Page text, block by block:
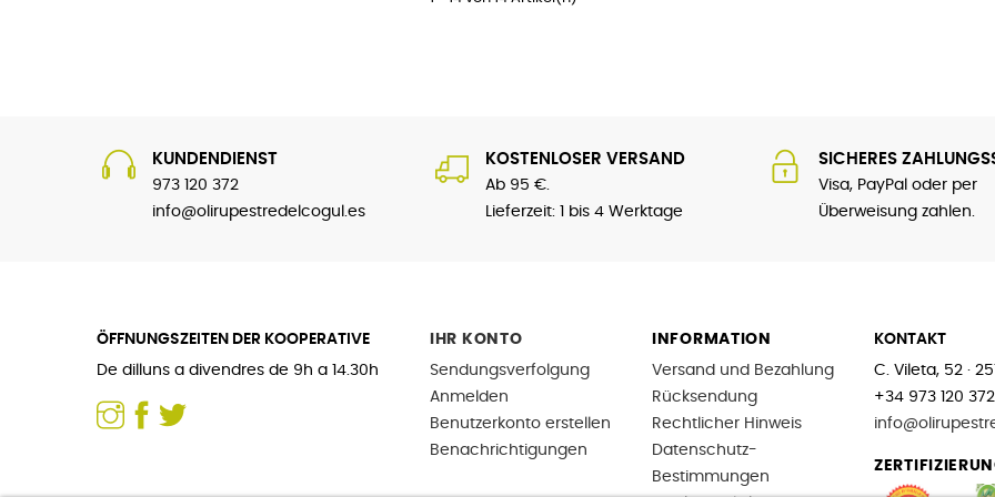
KUNDENDIENST
973 120 372
info@olirupestredelcogul.es
KOSTENLOSER VERSAND
Ab 95 €.
Lieferzeit: 1 bis 4 Werktage
SICHERES
Visa, PayPal oder per
Überweisung zahlen.
ÖFFNUNGSZEITEN DER KOOPERATIVE
De dilluns a divendres de 9h a 14.30h
IHR KONTO
Sendungsverfolgung
Anmelden
Benutzerkonto erstellen
Benachrichtigungen
INFORMATION
Versand und Bezahlung
Rücksendung
Rechtlicher Hinweis
Datenschutz-
Bestimmungen
KONTAKT
C. Vileta, 52 ·
+34 973 120